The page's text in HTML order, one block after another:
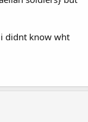
didnt know wht